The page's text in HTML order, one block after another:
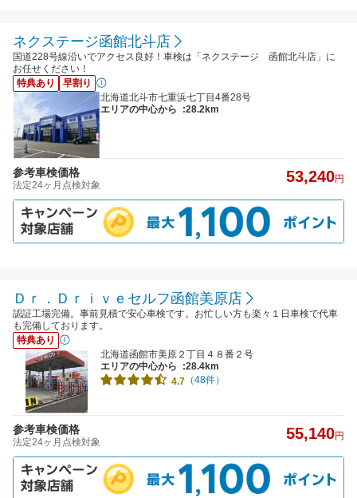
ネクステージ函館北斗店
国道228号線沿いでアクセス良好！車検は「ネクステージ 函館北斗店」に
お任せください！
特典あり
早割り
北海道北斗市七重浜七丁目4番28号
エリアの中心から
:28.2km
参考車検価格
法定24ヶ月点検対象 53,240円
Ｄｒ．Ｄｒｉｖｅセルフ函館美原店
認証工場完備。事前見積で安心車検です。お忙しい方も楽々１日車検で代車
も完備しております。
特典あり
北海道函館市美原２丁目４８番２号
エリアの中心から
:28.4km
4.7 （48件）
参考車検価格
法定24ヶ月点検対象 55,140円